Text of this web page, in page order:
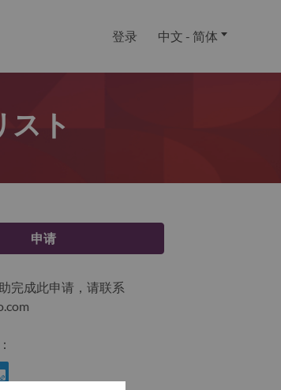
登录 中文 - 简体
スト
申请
完成此申请，请联系